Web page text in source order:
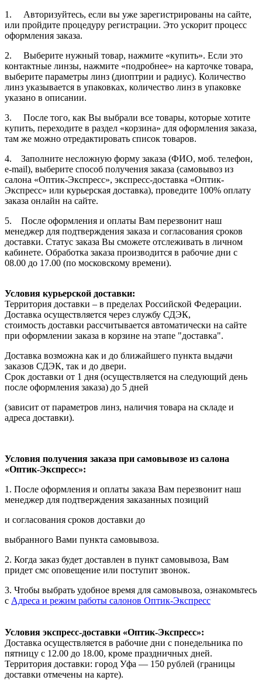
1. Авторизуйтесь, если вы уже зарегистрированы на сайте,
или пройдите процедуру регистрации. Это ускорит процесс
оформления заказа.
2. Выберите нужный товар, нажмите «купить». Если это
контактные линзы, нажмите «подробнее» на карточке товара,
выберите параметры линз (диоптрии и радиус). Количество
линз указывается в упаковках, количество линз в упаковке
указано в описании.
3. После того, как Вы выбрали все товары, которые хотите
купить, переходите в раздел «корзина» для оформления заказа,
там же можно отредактировать список товаров.
4. Заполните несложную форму заказа (ФИО, моб. телефон,
e-mail), выберите способ получения заказа (самовывоз из
салона «Оптик-Экспресс», экспресс-доставка «Оптик-
Экспресс» или курьерская доставка), проведите 100% оплату
заказа онлайн на сайте.
5. После оформления и оплаты Вам перезвонит наш
менеджер для подтверждения заказа и согласования сроков
доставки. Статус заказа Вы сможете отслеживать в личном
кабинете. Обработка заказа производится в рабочие дни с
08.00 до 17.00 (по московскому времени).
Условия курьерской доставки:
Территория доставки – в пределах Российской Федерации.
Доставка осуществляется через службу СДЭК,
стоимость доставки рассчитывается автоматически на сайте
при оформлении заказа в корзине на этапе "доставка".
Доставка возможна как и до ближайшего пункта выдачи
заказов СДЭК, так и до двери.
Срок доставки от 1 дня (осуществляется на следующий день
после оформления заказа) до 5 дней
(зависит от параметров линз, наличия товара на складе и
адреса доставки).
Условия получения заказа при самовывозе из салона
«Оптик-Экспресс»:
1. После оформления и оплаты заказа Вам перезвонит наш
менеджер для подтверждения заказанных позиций
и согласования сроков доставки до
выбранного Вами пункта самовывоза.
2. Когда заказ будет доставлен в пункт самовывоза, Вам
придет смс оповещение или поступит звонок.
3. Чтобы выбрать удобное время для самовывоза, ознакомьтесь
с Адреса и режим работы салонов Оптик-Экспресс
Условия экспресс-доставки «Оптик-Экспресс»:
Доставка осуществляется в рабочие дни с понедельника по
пятницу с 12.00 до 18.00, кроме праздничных дней.
Территория доставки: город Уфа — 150 рублей (границы
доставки отмечены на карте).